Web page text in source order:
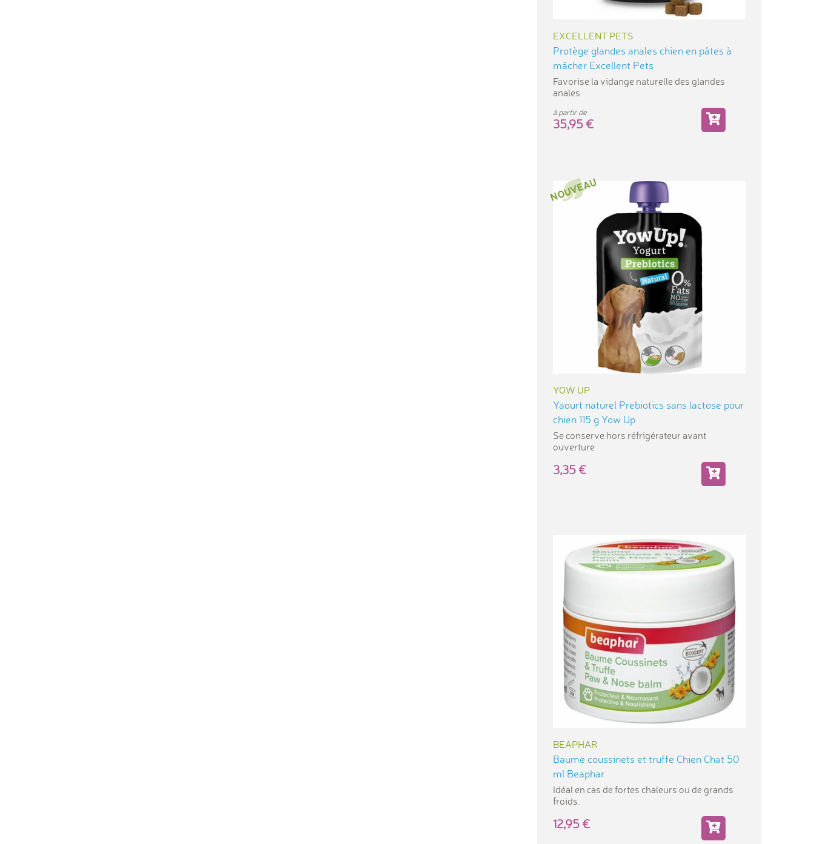
EXCELLENT PETS
Protège glandes anales chien en pâtes à
mâcher Excellent Pets
Favorise la vidange naturelle des glandes
anales
à partir de
35,95
YOW UP
Yaourt naturel Prebiotics sans lactose pour
chien 115 g Yow Up
Se conserve hors réfrigérateur avant
ouverture
3,35
BEAPHAR
Baume coussinets et truffe Chien Chat 50
ml Beaphar
Idéal en cas de fortes chaleurs ou de grands
froids.
12,95